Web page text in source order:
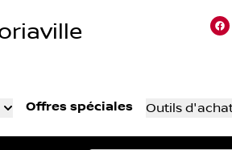
Offres spéciales Outils